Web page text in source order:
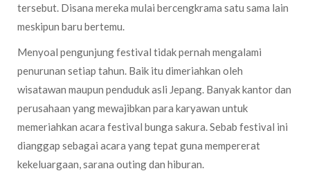
tersebut. Disana mereka mulai bercengkrama satu sama lain
meskipun baru bertemu.
Menyoal pengunjung festival tidak pernah mengalami
penurunan setiap tahun. Baik itu dimeriahkan oleh
wisatawan maupun penduduk asli Jepang. Banyak kantor dan
perusahaan yang mewajibkan para karyawan untuk
memeriahkan acara festival bunga sakura. Sebab festival ini
dianggap sebagai acara yang tepat guna mempererat
kekeluargaan, sarana outing dan hiburan.